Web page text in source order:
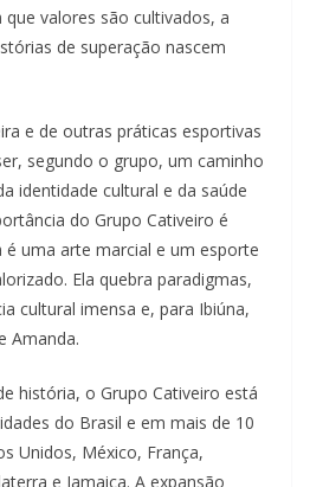
valores são cultivados, a
de superação nascem
e de outras práticas esportivas
segundo o grupo, um caminho
identidade cultural e da saúde
do Grupo Cativeiro é
uma arte marcial e um esporte
Ela quebra paradigmas,
cultural imensa e, para Ibiúna,
Amanda.
história, o Grupo Cativeiro está
do Brasil e em mais de 10
Unidos, México, França,
e Jamaica. A expansão